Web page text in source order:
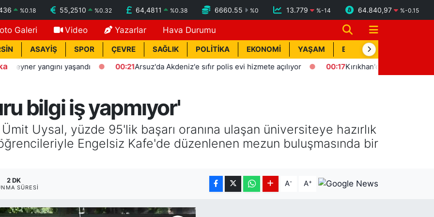
%0.18 55,2510 %0.32 64,4811 %0.38 6660.55 %0 13.779 %-14 64.840,97 %-0.15
Galeri Video Yazarlar Hava Durumu
ASAYİŞ SPOR ÇEVRE SAĞLIK POLİTİKA EKONOMİ YAŞAM BİK İLAN
yangını yaşandı 00:21 Arsuz'da Akdeniz'e sıfır polis evi hizmete açılıyor 00:17 Kırıkhan'da trafik kazası: 1 yaralı
bilgi iş yapmıyor'
Uysal, yüzde 95'lik başarı oranına ulaşan üniversiteye hazırlık
Engelsiz Kafe'de düzenlenen mezun buluşmasında bir
2 DK
SÜRESI A- A+